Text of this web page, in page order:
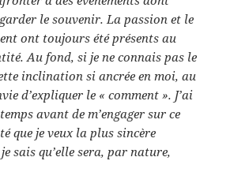
le souvenir. La passion et le
ont toujours été présents au
Au fond, si je ne connais pas le
inclination si ancrée en moi, au
d’expliquer le « comment ». J’ai
avant de m’engager sur ce
que je veux la plus sincère
sais qu’elle sera, par nature,